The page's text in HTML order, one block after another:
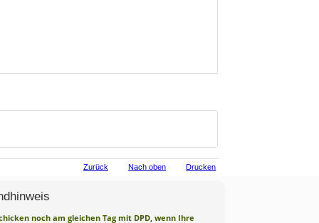
Zurück Nach oben Drucken
noch am gleichen Tag mit DPD, wenn Ihre